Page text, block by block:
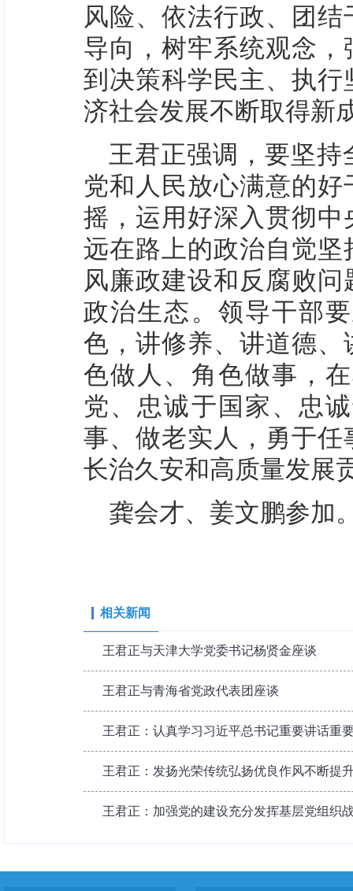
风险、依法行政、团
导向，树牢系统观念
到决策科学民主、执
济社会发展不断取得新
王君正强调，要坚
党和人民放心满意的
摇，运用好深入贯彻
远在路上的政治自觉
风廉政建设和反腐败
政治生态。领导干部
色，讲修养、讲道德
色做人、角色做事，
党、忠诚于国家、忠
事、做老实人，勇于
长治久安和高质量发展
龚会才、姜文鹏参加
相关新闻
王君正与天津大学党委书记杨贤金座谈
王君正与青海省党政代表团座谈
王君正：认真学习习近平总书记重要讲话重
王君正：发扬光荣传统弘扬优良作风不断提
王君正：加强党的建设充分发挥基层党组织